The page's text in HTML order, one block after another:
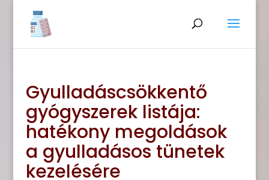
Gyulladáscsökkentő
gyógyszerek listája:
hatékony megoldások
a gyulladásos tünetek
kezelésére